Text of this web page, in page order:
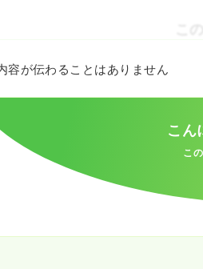
こ
容が伝わることはありません
こん
こ